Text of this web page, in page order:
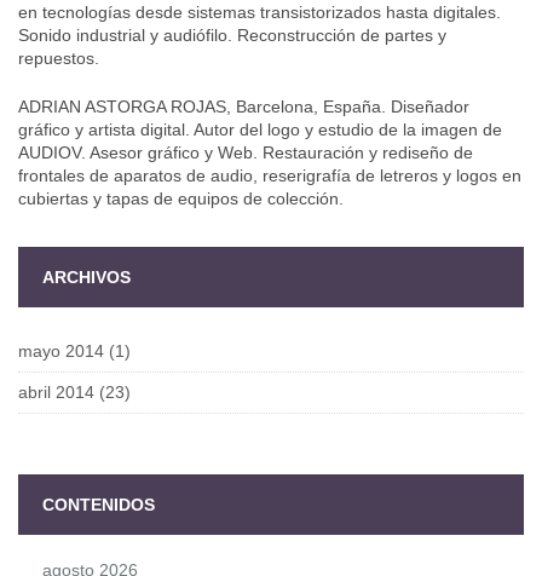
en tecnologías desde sistemas transistorizados hasta digitales.
Sonido industrial y audiófilo. Reconstrucción de partes y
repuestos.
ADRIAN ASTORGA ROJAS, Barcelona, España. Diseñador
gráfico y artista digital. Autor del logo y estudio de la imagen de
AUDIOV. Asesor gráfico y Web. Restauración y rediseño de
frontales de aparatos de audio, reserigrafía de letreros y logos en
cubiertas y tapas de equipos de colección.
ARCHIVOS
mayo 2014 (1)
abril 2014 (23)
CONTENIDOS
agosto 2026